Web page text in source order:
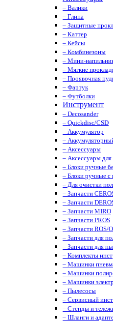
– Валики
– Глина
– Защитные
– Каттер
– Кейсы
– Комбинезоны
– Мини-
– Мягкие
– Проявочная
– Фартук
– Футболки
Инструмент
– Decosander
– Quickdisc/CSD
– Аккумулятор
–
– Аксессуары
– Аксессуары для
– Блоки ручные
– Блоки ручные с
– Для очистки
– Запчасти
– Запчасти
– Запчасти MIRO
– Запчасти PROS
– Запчасти ROS/
– Запчасти для
– Запчасти для
– Комплекты
– Машинки
– Машинки
– Машинки
– Пылесосы
– Сервисный
– Стенды и
– Шланги и